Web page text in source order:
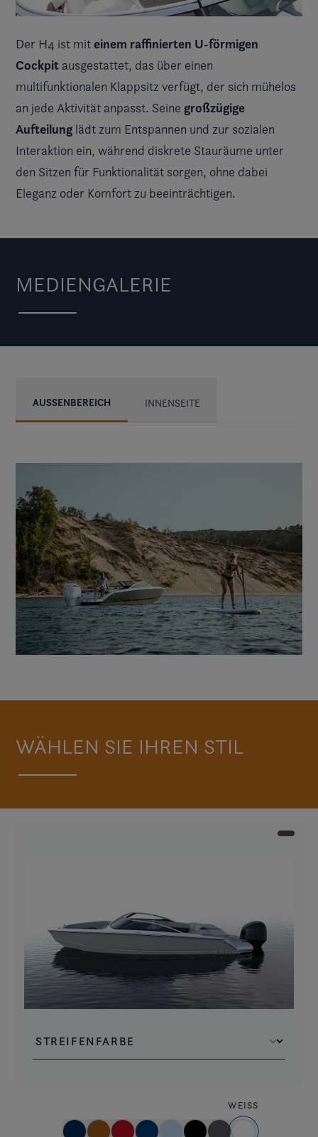
Der H4 ist miteinem raffinierten U-förmigen
Cockpit ausgestattet, das über einen
multifunktionalen Klappsitz verfügt, der sich mühelos
an jede Aktivität anpasst. Seine großzügige
Aufteilung lädt zum Entspannen und zur sozialen
Interaktion ein, während diskrete Stauräume unter
den Sitzen für Funktionalität sorgen, ohne dabei
Eleganz oder Komfort zu beeinträchtigen.
MEDIENGALERIE
AUSSENBEREICH INNENSEITE
WÄHLEN SIE IHREN STIL
WEISS